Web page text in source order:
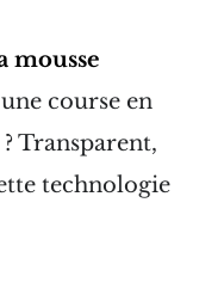
mousse
course en
Transparent,
technologie